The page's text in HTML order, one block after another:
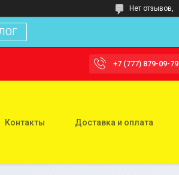
Нет отзывов,
+7 (777) 879-09-79
Контакты Доставка и оплата